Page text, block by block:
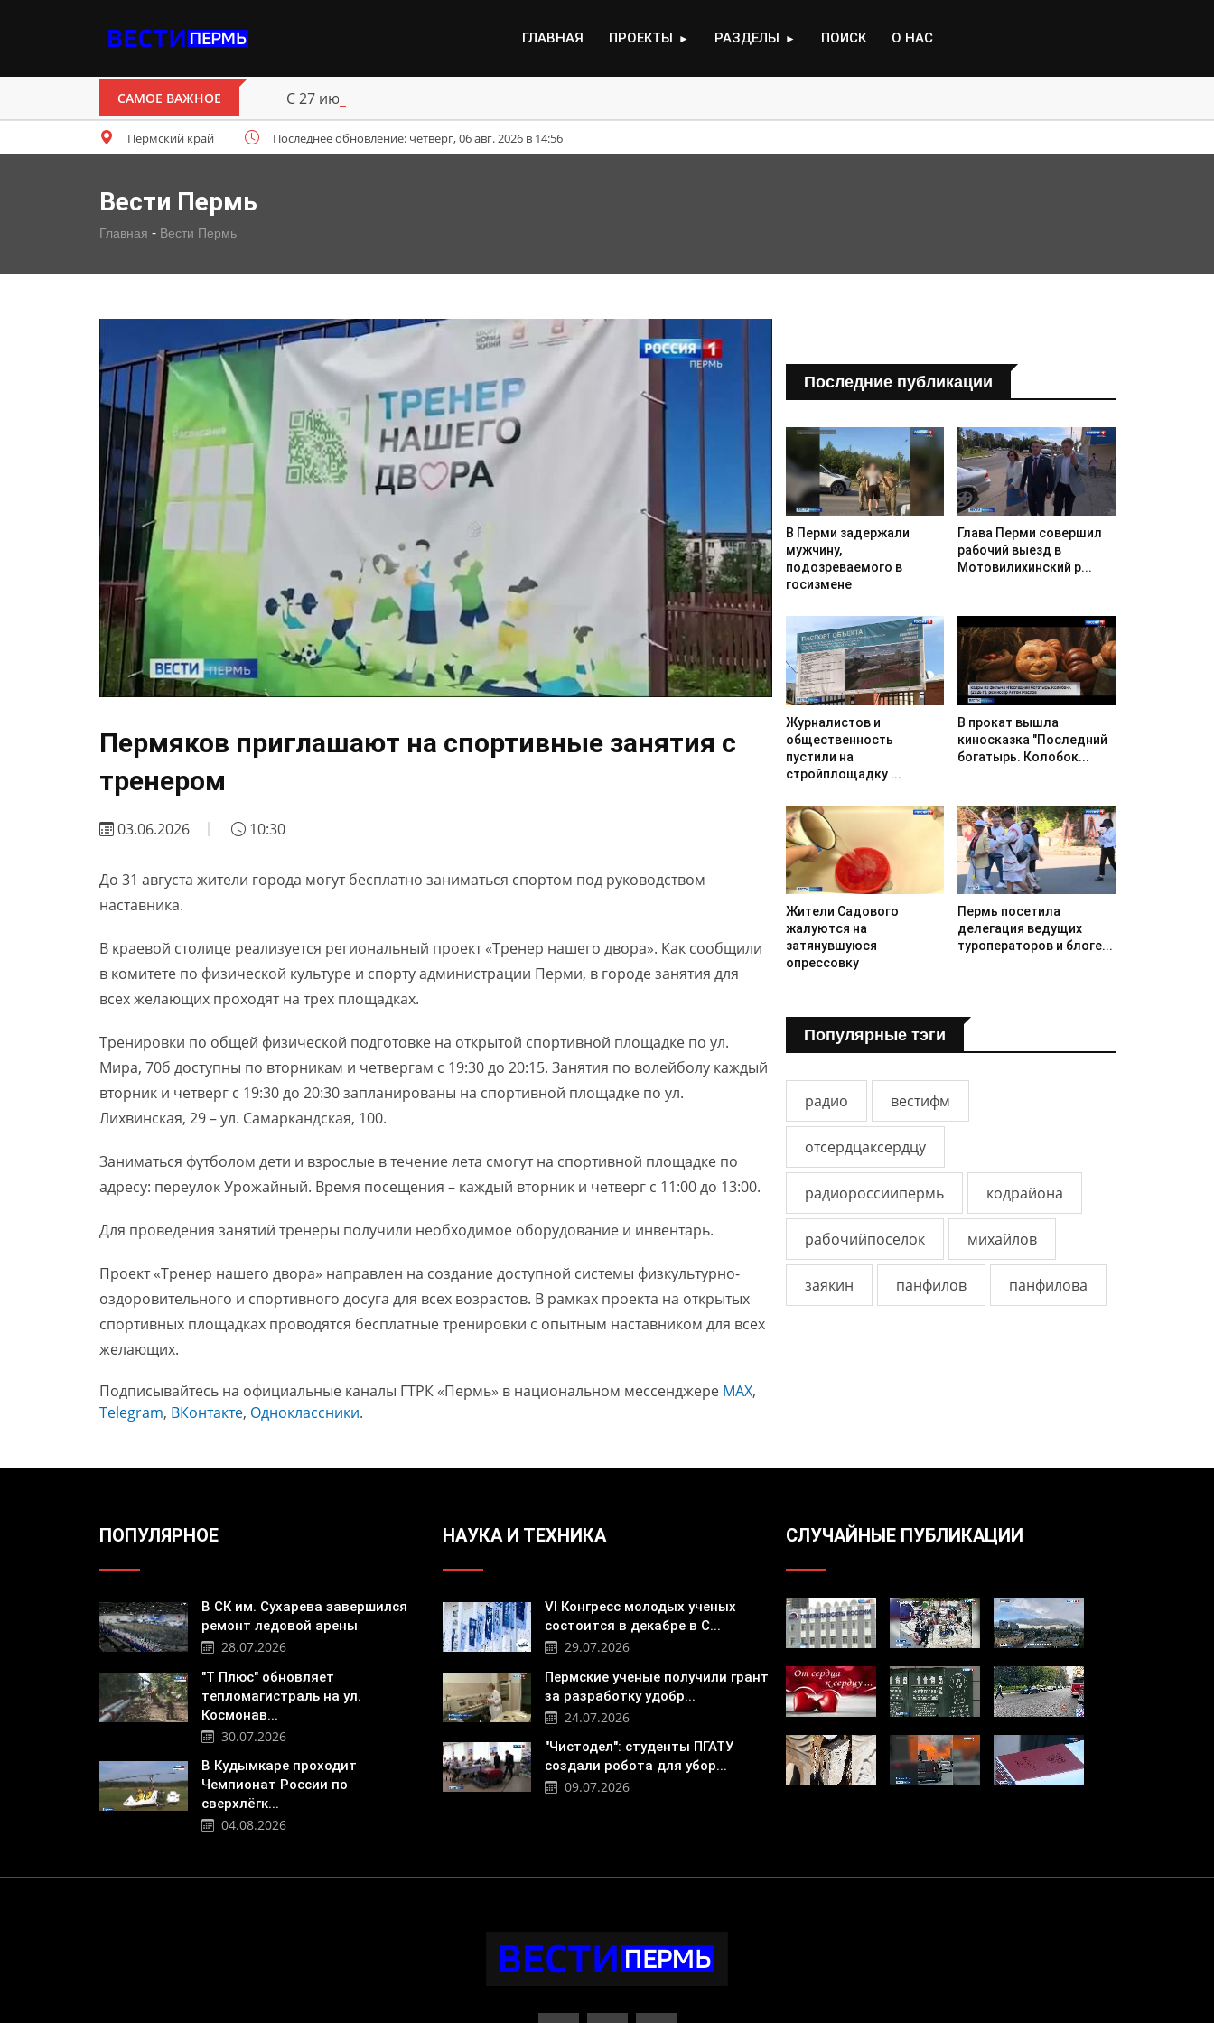
ГЛАВНАЯ ПРОЕКТЫ ► РАЗДЕЛЫ ► ПОИСК О НАС
САМОЕ ВАЖНОЕ С 27 июля начнут выплачивать единовременную материальную помощь пострадавшим от паводка
Пермский край Последнее обновление: четверг, 06 авг. 2026 в 14:56
Вести Пермь
Главная - Вести Пермь
Пермяков приглашают на спортивные занятия с
тренером
03.06.2026 10:30
До 31 августа жители города могут бесплатно заниматься спортом под руководством
наставника.
В краевой столице реализуется региональный проект «Тренер нашего двора». Как сообщили
в комитете по физической культуре и спорту администрации Перми, в городе занятия для
всех желающих проходят на трех площадках.
Тренировки по общей физической подготовке на открытой спортивной площадке по ул.
Мира, 70б доступны по вторникам и четвергам с 19:30 до 20:15. Занятия по волейболу каждый
вторник и четверг с 19:30 до 20:30 запланированы на спортивной площадке по ул.
Лихвинская, 29 – ул. Самаркандская, 100.
Заниматься футболом дети и взрослые в течение лета смогут на спортивной площадке по
адресу: переулок Урожайный. Время посещения – каждый вторник и четверг с 11:00 до 13:00.
Для проведения занятий тренеры получили необходимое оборудование и инвентарь.
Проект «Тренер нашего двора» направлен на создание доступной системы физкультурно-
оздоровительного и спортивного досуга для всех возрастов. В рамках проекта на открытых
спортивных площадках проводятся бесплатные тренировки с опытным наставником для всех
желающих.
Подписывайтесь на официальные каналы ГТРК «Пермь» в национальном мессенджере МАХ,
Telegram, ВКонтакте, Одноклассники.
Последние публикации
В Перми задержали
мужчину,
подозреваемого в
госизмене
Глава Перми совершил
рабочий выезд в
Мотовилихинский р...
Журналистов и
общественность
пустили на
стройплощадку ...
В прокат вышла
киносказка "Последний
богатырь. Колобок...
Жители Садового
жалуются на
затянувшуюся
опрессовку
Пермь посетила
делегация ведущих
туроператоров и блоге...
Популярные тэги
радио вестифм
отсердцаксердцу
радиороссиипермь кодрайона
рабочийпоселок михайлов
заякин панфилов панфилова
ПОПУЛЯРНОЕ
В СК им. Сухарева завершился
ремонт ледовой арены
28.07.2026
"Т Плюс" обновляет
тепломагистраль на ул.
Космонав...
30.07.2026
В Кудымкаре проходит
Чемпионат России по
сверхлёгк...
04.08.2026
НАУКА И ТЕХНИКА
VI Конгресс молодых ученых
состоится в декабре в С...
29.07.2026
Пермские ученые получили грант
за разработку удобр...
24.07.2026
"Чистодел": студенты ПГАТУ
создали робота для убор...
09.07.2026
СЛУЧАЙНЫЕ ПУБЛИКАЦИИ